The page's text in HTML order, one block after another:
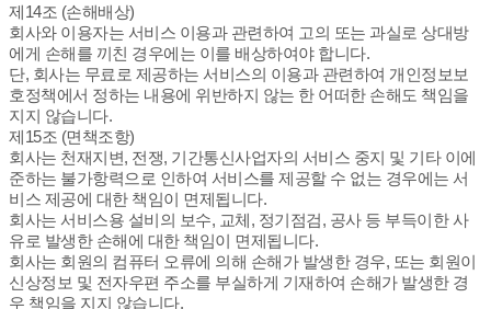
제14조 (손해배상)
회사와 이용자는 서비스 이용과 관련하여 고의 또는 과실로 상대방
에게 손해를 끼친 경우에는 이를 배상하여야 합니다.
단, 회사는 무료로 제공하는 서비스의 이용과 관련하여 개인정보보
호정책에서 정하는 내용에 위반하지 않는 한 어떠한 손해도 책임을
지지 않습니다.
제15조 (면책조항)
회사는 천재지변, 전쟁, 기간통신사업자의 서비스 중지 및 기타 이에
준하는 불가항력으로 인하여 서비스를 제공할 수 없는 경우에는 서
비스 제공에 대한 책임이 면제됩니다.
회사는 서비스용 설비의 보수, 교체, 정기점검, 공사 등 부득이한 사
유로 발생한 손해에 대한 책임이 면제됩니다.
회사는 회원의 컴퓨터 오류에 의해 손해가 발생한 경우, 또는 회원이
신상정보 및 전자우편 주소를 부실하게 기재하여 손해가 발생한 경
우 책임을 지지 않습니다.